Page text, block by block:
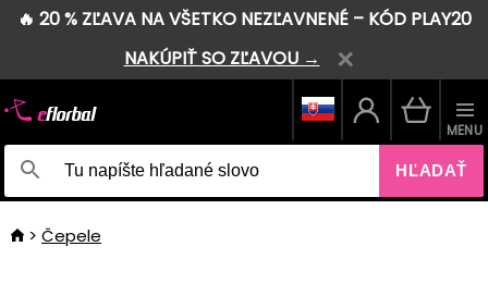
🔥 20 % ZĽAVA NA VŠETKO NEZĽAVNENÉ – KÓD PLAY20
NAKÚPIŤ SO ZĽAVOU →
HĽADAŤ
MENU
Čepele